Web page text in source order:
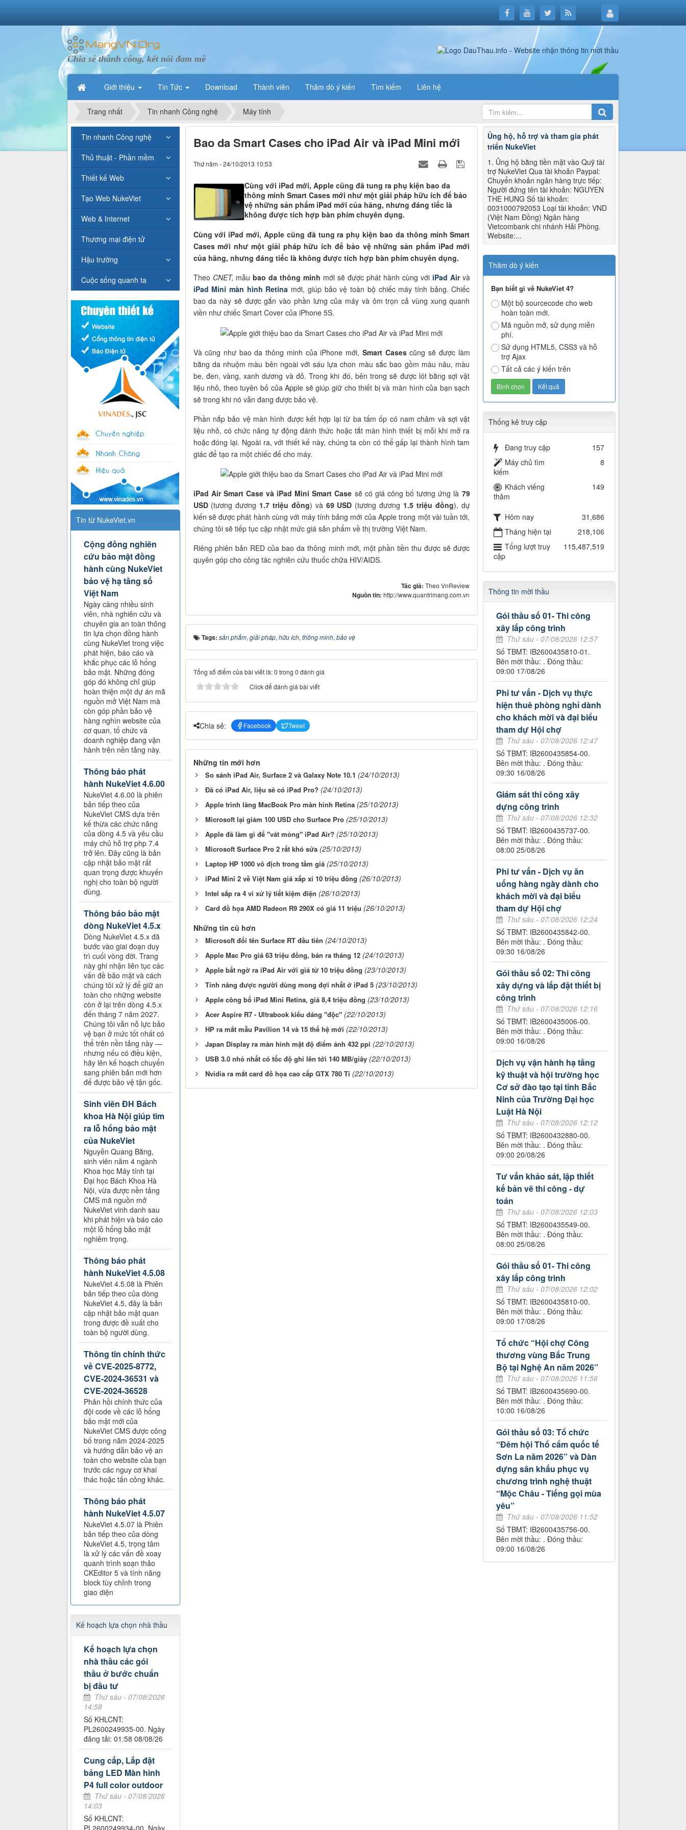
Chia sẻ thành công, kết nối đam mê
Giới thiệu Tin Tức Download Thành viên Thăm dò ý kiến Tìm kiếm Liên hệ
Trang nhất Tin nhanh Công nghệ Máy tính
Bao da Smart Cases cho iPad Air và iPad Mini mới
Thứ năm - 24/10/2013 10:53
Cùng với iPad mới, Apple cũng đã tung ra phụ kiện bao da
thông minh Smart Cases mới như một giải pháp hữu ích để bảo
vệ những sản phẩm iPad mới của hãng, nhưng đáng tiếc là
không được tích hợp bàn phím chuyên dụng.
Cùng với iPad mới, Apple cũng đã tung ra phụ kiện bao da thông minh Smart
Cases mới như một giải pháp hữu ích để bảo vệ những sản phẩm iPad mới
của hãng, nhưng đáng tiếc là không được tích hợp bàn phím chuyên dụng.
Theo CNET, mẫubao da thông minh mới sẽ được phát hành cùng với iPad Airvà
iPad Mini màn hình Retina mới, giúp bảo vệ toàn bộ chiếc máy tính bảng. Chiếc
bao da này sẽ được gắn vào phần lưng của máy và ôm trọn cả vùng xung quanh
viền như chiếc Smart Cover của iPhone 5S.
Và cũng như bao da thông minh của iPhone mới, Smart Casescũng sẽ được làm
bằng da nhuộm màu bên ngoài với sáu lựa chon màu sắc bao gồm màu nâu, màu
be, đen, vàng, xanh dương và đỏ. Trong khi đó, bên trong sẽ được lót bằng sợi vật
liệu nhỏ, theo tuyên bố của Apple sẽ giúp giữ cho thiết bị và màn hình của bạn sạch
sẽ trong khi nó vẫn đang được bảo vệ.
Phần nắp bảo vệ màn hình được kết hợp lại từ ba tấm ốp có nam châm và sợi vật
liệu nhỏ, có chức năng tự động đánh thức hoặc tắt màn hình thiết bị mỗi khi mở ra
hoặc đóng lại. Ngoài ra, với thiết kế này, chúng ta còn có thể gấp lại thành hình tam
giác để tạo ra một chiếc đế cho máy.
iPad Air Smart Case và iPad Mini Smart Case sẽ có giá công bố tương ứng là 79
USD(tương đương 1.7 triệu đồng) và69 USD (tương đương 1.5 triệu đồng), dự
kiến sẽ được phát hành cùng với máy tính bảng mới của Apple trong một vài tuần tới,
chúng tôi sẽ tiếp tục cập nhật mức giá sản phẩm về thị trường Việt Nam.
Riêng phiên bản RED của bao da thông minh mới, một phần tiền thu được sẽ được
quyên góp cho công tác nghiên cứu thuốc chữa HIV/AIDS.
Tác giả:Theo VnReview
Nguồn tin:http://www.quantrimang.com.vn
Tags: sản phẩm,giải pháp,hữu ích,thông minh,bảo vệ
Tổng số điểm của bài viết là: 0 trong 0 đánh giá
Click để đánh giá bài viết
Chia sẻ: Facebook Tweet
Những tin mới hơn
So sánh iPad Air, Surface 2 và Galaxy Note 10.1 (24/10/2013)
Đã có iPad Air, liệu sẽ có iPad Pro? (24/10/2013)
Apple trình làng MacBook Pro màn hình Retina (25/10/2013)
Microsoft lại giảm 100 USD cho Surface Pro (25/10/2013)
Apple đã làm gì để "vát mỏng" iPad Air? (25/10/2013)
Microsoft Surface Pro 2 rất khó sửa (25/10/2013)
Laptop HP 1000 vô địch trong tầm giá (25/10/2013)
iPad Mini 2 về Việt Nam giá xấp xỉ 10 triệu đồng (26/10/2013)
Intel sắp ra 4 vi xử lý tiết kiệm điện (26/10/2013)
Card đồ họa AMD Radeon R9 290X có giá 11 triệu (26/10/2013)
Những tin cũ hơn
Microsoft đổi tên Surface RT đầu tiên (24/10/2013)
Apple Mac Pro giá 63 triệu đồng, bán ra tháng 12 (24/10/2013)
Apple bất ngờ ra iPad Air với giá từ 10 triệu đồng (23/10/2013)
Tính năng được người dùng mong đợi nhất ở iPad 5 (23/10/2013)
Apple công bố iPad Mini Retina, giá 8,4 triệu đồng (23/10/2013)
Acer Aspire R7 - Ultrabook kiểu dáng "độc" (22/10/2013)
HP ra mắt mẫu Pavilion 14 và 15 thế hệ mới (22/10/2013)
Japan Display ra màn hình mật độ điểm ảnh 432 ppi (22/10/2013)
USB 3.0 nhỏ nhất có tốc độ ghi lên tới 140 MB/giây (22/10/2013)
Nvidia ra mắt card đồ họa cao cấp GTX 780 Ti (22/10/2013)
Ủng hộ, hỗ trợ và tham gia phát
triển NukeViet
1. Ủng hộ bằng tiền mặt vào Quỹ tài
trợ NukeViet Qua tài khoản Paypal:
Chuyển khoản ngân hàng trực tiếp:
Người đứng tên tài khoản: NGUYEN
THE HUNG Số tài khoản:
0031000792053 Loại tài khoản: VND
(Việt Nam Đồng) Ngân hàng
Vietcombank chi nhánh Hải Phòng.
Website:...
Thăm dò ý kiến
Bạn biết gì về NukeViet 4?
Một bộ sourcecode cho web
hoàn toàn mới.
Mã nguồn mở, sử dụng miễn
phí.
Sử dụng HTML5, CSS3 và hỗ
trợ Ajax
Tất cả các ý kiến trên
Thống kê truy cập
Đang truy cập
157
Máy chủ tìm
kiếm
8
Khách viếng
thăm
149
Hôm nay
31,686
Tháng hiện tại
218,106
Tổng lượt truy
cập
115,487,519
Thông tin mời thầu
Gói thầu số 01- Thi công
xây lắp công trình
Thứ sáu - 07/08/2026 12:57
Số TBMT: IB2600435810-01.
Bên mời thầu: . Đóng thầu:
09:00 17/08/26
Phi tư vấn - Dịch vụ thực
hiện thuê phòng nghỉ dành
cho khách mời và đại biểu
tham dự Hội chợ
Thứ sáu - 07/08/2026 12:47
Số TBMT: IB2600435854-00.
Bên mời thầu: . Đóng thầu:
09:30 16/08/26
Giám sát thi công xây
dựng công trình
Thứ sáu - 07/08/2026 12:32
Số TBMT: IB2600435737-00.
Bên mời thầu: . Đóng thầu:
08:00 25/08/26
Phi tư vấn - Dịch vụ ăn
uống hàng ngày dành cho
khách mời và đại biểu
tham dự Hội chợ
Thứ sáu - 07/08/2026 12:24
Số TBMT: IB2600435842-00.
Bên mời thầu: . Đóng thầu:
09:30 16/08/26
Gói thầu số 02: Thi công
xây dựng và lắp đặt thiết bị
công trình
Thứ sáu - 07/08/2026 12:16
Số TBMT: IB2600435006-00.
Bên mời thầu: . Đóng thầu:
09:00 16/08/26
Dịch vụ vận hành hạ tầng
kỹ thuật và hội trường học
Cơ sở đào tạo tại tỉnh Bắc
Ninh của Trường Đại học
Luật Hà Nội
Thứ sáu - 07/08/2026 12:12
Số TBMT: IB2600432880-00.
Bên mời thầu: . Đóng thầu:
09:00 20/08/26
Tư vấn khảo sát, lập thiết
kế bản vẽ thi công - dự
toán
Thứ sáu - 07/08/2026 12:03
Số TBMT: IB2600435549-00.
Bên mời thầu: . Đóng thầu:
08:00 25/08/26
Gói thầu số 01- Thi công
xây lắp công trình
Thứ sáu - 07/08/2026 12:02
Số TBMT: IB2600435810-00.
Bên mời thầu: . Đóng thầu:
09:00 17/08/26
Tổ chức “Hội chợ Công
thương vùng Bắc Trung
Bộ tại Nghệ An năm 2026”
Thứ sáu - 07/08/2026 11:56
Số TBMT: IB2600435690-00.
Bên mời thầu: . Đóng thầu:
10:00 16/08/26
Gói thầu số 03: Tổ chức
“Đêm hội Thổ cẩm quốc tế
Sơn La năm 2026” và Dàn
dựng sân khấu phục vụ
chương trình nghệ thuật
“Mộc Châu - Tiếng gọi mùa
yêu”
Thứ sáu - 07/08/2026 11:52
Số TBMT: IB2600435756-00.
Bên mời thầu: . Đóng thầu:
09:00 16/08/26
Tin nhanh Công nghệ
Thủ thuật - Phần mềm
Thiết kế Web
Tạo Web NukeViet
Web & Internet
Thương mại điện tử
Hậu trường
Cuộc sống quanh ta
Tin từ NukeViet.vn
Cộng đồng nghiên
cứu bảo mật đồng
hành cùng NukeViet
bảo vệ hạ tầng số
Việt Nam
Ngày càng nhiều sinh
viên, nhà nghiên cứu và
chuyên gia an toàn thông
tin lựa chọn đồng hành
cùng NukeViet trong việc
phát hiện, báo cáo và
khắc phục các lỗ hổng
bảo mật. Những đóng
góp đó không chỉ giúp
hoàn thiện một dự án mã
nguồn mở Việt Nam mà
còn góp phần bảo vệ
hàng nghìn website của
cơ quan, tổ chức và
doanh nghiệp đang vận
hành trên nền tảng này.
Thông báo phát
hành NukeViet 4.6.00
NukeViet 4.6.00 là phiên
bản tiếp theo của
NukeViet CMS dựa trên
kế thừa các chức năng
của dòng 4.5 và yêu cầu
máy chủ hỗ trợ php 7.4
trở lên. Đây cũng là bản
cập nhật bảo mật rất
quan trọng được khuyến
nghị cho toàn bộ người
dùng.
Thông báo bảo mật
dòng NukeViet 4.5.x
Dòng NukeViet 4.5.x đã
bước vào giai đoạn duy
trì cuối vòng đời. Trang
này ghi nhận liên tục các
vấn đề bảo mật và cách
chúng tôi xử lý để giữ an
toàn cho những website
còn ở lại trên dòng 4.5.x
đến tháng 7 năm 2027.
Chúng tôi vẫn nỗ lực bảo
vệ bạn ở mức tốt nhất có
thể trên nền tảng này —
nhưng nếu có điều kiện,
hãy lên kế hoạch chuyển
sang phiên bản mới hơn
để được bảo vệ tận gốc.
Sinh viên ĐH Bách
khoa Hà Nội giúp tìm
ra lỗ hổng bảo mật
của NukeViet
Nguyễn Quang Bằng,
sinh viên năm 4 ngành
Khoa học Máy tính tại
Đại học Bách Khoa Hà
Nội, vừa được nền tảng
CMS mã nguồn mở
NukeViet vinh danh sau
khi phát hiện và báo cáo
một lỗ hổng bảo mật
nghiêm trọng.
Thông báo phát
hành NukeViet 4.5.08
NukeViet 4.5.08 là Phiên
bản tiếp theo của dòng
NukeViet 4.5, đây là bản
cập nhật bảo mật quan
trong được đề xuất cho
toàn bộ người dùng.
Thông tin chính thức
về CVE-2025-8772,
CVE-2024-36531 và
CVE-2024-36528
Phản hồi chính thức của
đội code về các lỗ hổng
bảo mật mới của
NukeViet CMS được công
bố trong năm 2024-2025
và hướng dẫn bảo vệ an
toàn cho website của bạn
trước các nguy cơ khai
thác hoặc tấn công khác.
Thông báo phát
hành NukeViet 4.5.07
NukeViet 4.5.07 là Phiên
bản tiếp theo của dòng
NukeViet 4.5, trọng tâm
là xử lý các vấn đề xoay
quanh trình soạn thảo
CKEditor 5 và tính năng
block tùy chỉnh trong
giao diện
Kế hoạch lựa chọn nhà thầu
Kế hoạch lựa chọn
nhà thầu các gói
thầu ở bước chuẩn
bị đầu tư
Thứ sáu - 07/08/2026
14:58
Số KHLCNT:
PL2600249935-00. Ngày
đăng tải: 01:58 08/08/26
Cung cấp, Lắp đặt
bảng LED Màn hình
P4 full color outdoor
Thứ sáu - 07/08/2026
14:03
Số KHLCNT: